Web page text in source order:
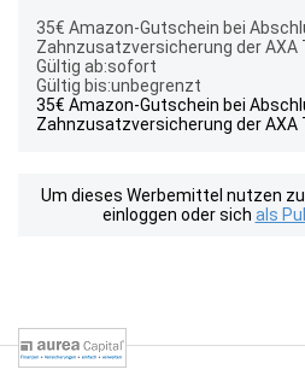
35€ Amazon-Gutschein bei
Zahnzusatzversicherung der AXA
Gültig ab:sofort
Gültig bis:unbegrenzt
35€ Amazon-Gutschein bei
Zahnzusatzversicherung der AXA
Um dieses Werbemittel nutzen
einloggen oder sich als